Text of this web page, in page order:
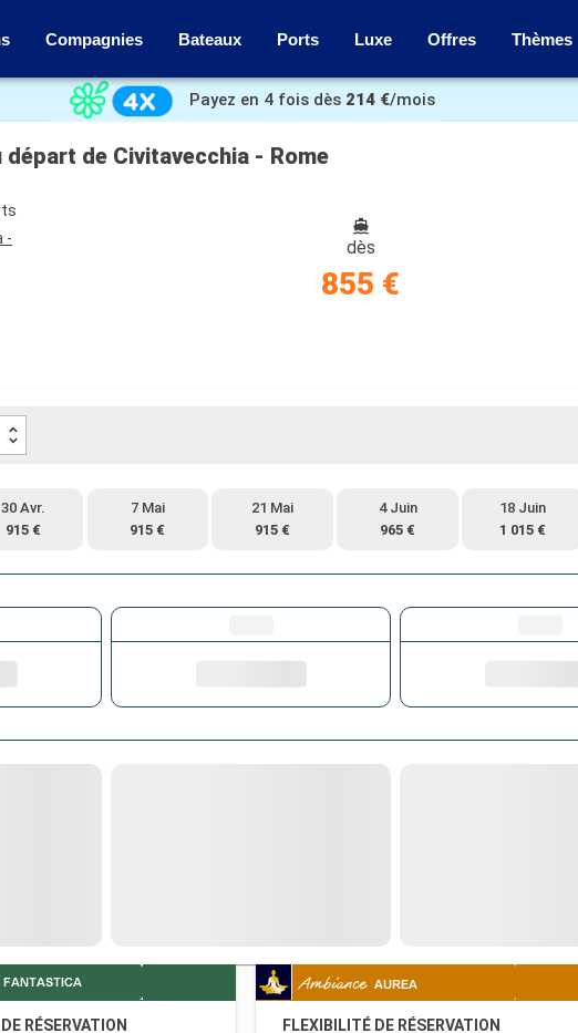
Compagnies Bateaux Ports Luxe Offres Thèmes
Payez en 4 fois dès 214 €/mois
départ de Civitavecchia - Rome
-
dès
855 €
30 Avr.
915 €
7 Mai
915 €
21 Mai
915 €
4 Juin
965 €
18 Juin
1 015 €
RÉSERVATION
FLEXIBILITÉ DE RÉSERVATION